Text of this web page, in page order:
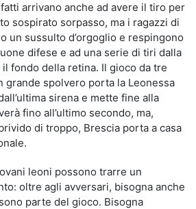
arrivano anche ad avere il tiro per
sospirato sorpasso, ma i ragazzi di
un sussulto d’orgoglio e respingono
difese e ad una serie di tiri dalla
fondo della retina. Il gioco da tre
grande spolvero porta la Leonessa
sirena e mette fine alla
fino all’ultimo secondo, ma,
di troppo, Brescia porta a casa
leoni possono trarre un
oltre agli avversari, bisogna anche
parte del gioco. Bisogna